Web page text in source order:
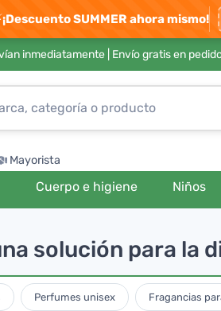
¡Descuento SUMMER ahora mismo!
inmediatamente | Envío gratis en
Mayorista
Cuerpo e higiene Niños
solución para la
Perfumes unisex Fragancias